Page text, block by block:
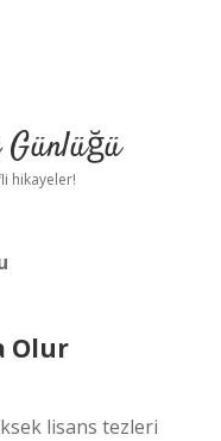
Günlüğü
hikayeler!
Olur
lisans tezleri